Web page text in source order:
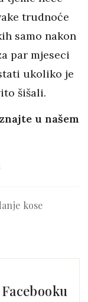
trudnoće
samo nakon
par mjeseci
ukoliko je
šišali.
u našem
kose